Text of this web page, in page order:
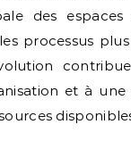
des
processus
et à